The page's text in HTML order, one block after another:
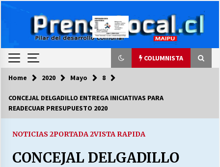
COLUMNISTA
COLUMNISTA
03/08/2026
LA DC POR SIEMPRE.RECORDANDO 69 AÑOS DE
Home 2020 Mayo 8
CONCEJAL DELGADILLO ENTREGA INICIATIVAS PARA
READECUAR PRESUPUESTO 2020
NOTICIAS 2PORTADA 2VISTA RAPIDA
CONCEJAL DELGADILLO